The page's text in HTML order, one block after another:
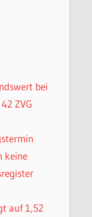
bei
ZVG
keine
auf 1,52